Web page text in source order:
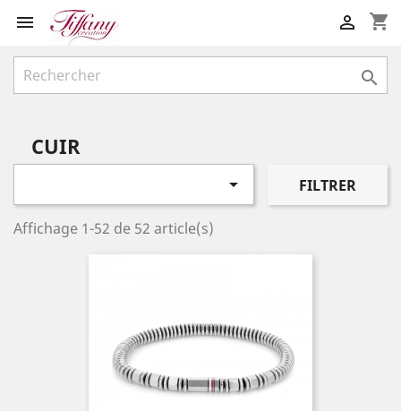
 shopping_cart


CUIR
 FILTRER
Affichage 1-52 de 52 article(s)